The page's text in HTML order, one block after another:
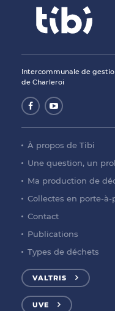
Intercommunale de
de Charleroi
À propos de Tibi
Une question, un
Ma production de
Collectes en porte-à-
Contact
Publications
Types de déchets
VALTRIS
UVE